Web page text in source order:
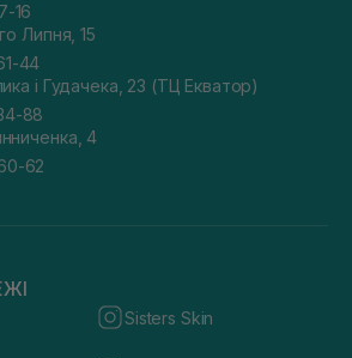
16
Липня, 15
44
і Гудачека, 23 (ТЦ Екватор)
88
4
62
Sisters Skin